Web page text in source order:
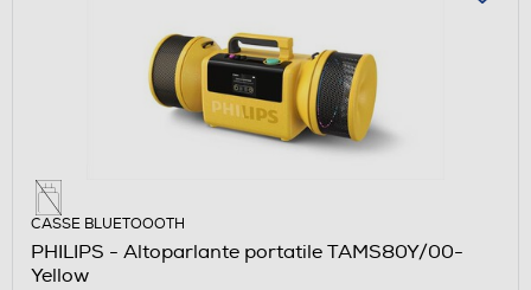
CASSE BLUETOOOTH
PHILIPS - Altoparlante portatile TAMS80Y/00-
Yellow